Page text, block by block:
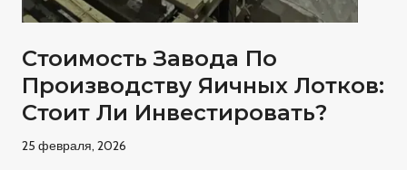
Стоимость Завода По
Производству Яичных Лотков:
Стоит Ли Инвестировать?
25 февраля, 2026